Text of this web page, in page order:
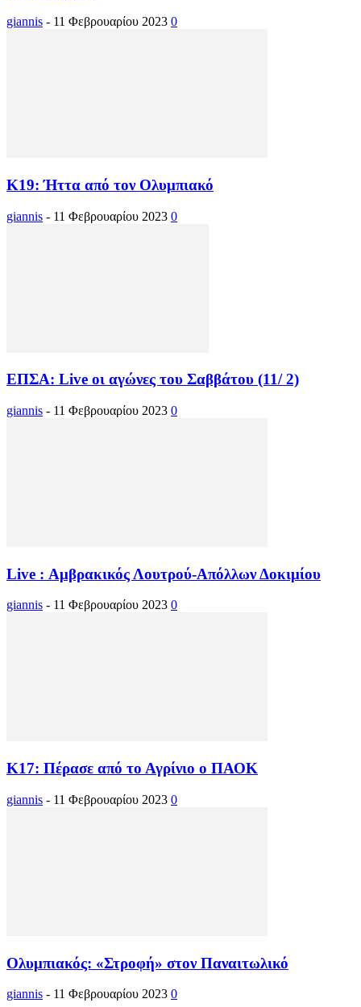
giannis - 11 Φεβρουαρίου 2023 0
Κ19: Ήττα από τον Ολυμπιακό
giannis - 11 Φεβρουαρίου 2023 0
ΕΠΣΑ: Live οι αγώνες του Σαββάτου (11/ 2)
giannis - 11 Φεβρουαρίου 2023 0
Live : Αμβρακικός Λουτρού-Απόλλων Δοκιμίου
giannis - 11 Φεβρουαρίου 2023 0
Κ17: Πέρασε από το Αγρίνιο ο ΠΑΟΚ
giannis - 11 Φεβρουαρίου 2023 0
Ολυμπιακός: «Στροφή» στον Παναιτωλικό
giannis - 11 Φεβρουαρίου 2023 0